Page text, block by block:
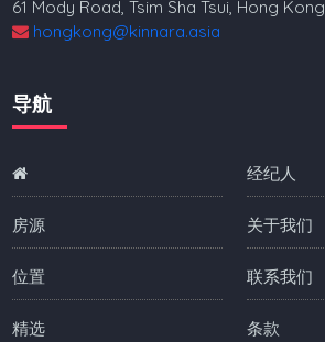
61 Mody Road, Tsim Sha Tsui, Hong Kong
hongkong@kinnara.asia
导航
房源
位置
精选
经纪人
关于我们
联系我们
条款